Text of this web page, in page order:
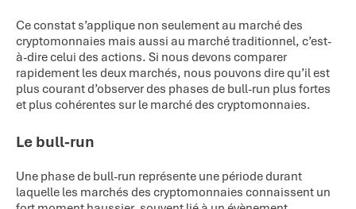
Ce constat s’applique non seulement au marché des
cryptomonnaies mais aussi au marché traditionnel, c’est-
à-dire celui des actions. Si nous devons comparer
rapidement les deux marchés, nous pouvons dire qu’il est
plus courant d’observer des phases de bull-run plus fortes
et plus cohérentes sur le marché des cryptomonnaies.
Le bull-run
Une phase de bull-run représente une période durant
laquelle les marchés des cryptomonnaies connaissent un